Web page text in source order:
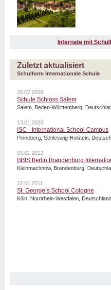
Internate mit
Zuletzt aktualisiert
Schulform Internationale Schule
29.07.2026
Schule Schloss Salem
Salem, Baden-Württemberg,
13.01.2020
ISC - International School Campus
Pinneberg, Schleswig-Holstein,
03.01.2012
BBIS Berlin Brandenburg
Kleinmachnow, Brandenburg,
12.01.2011
St. George’s School Cologne
Köln, Nordrhein-Westfalen, Deutschland